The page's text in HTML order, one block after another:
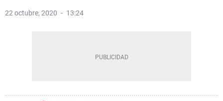
22 octubre, 2020 13:24